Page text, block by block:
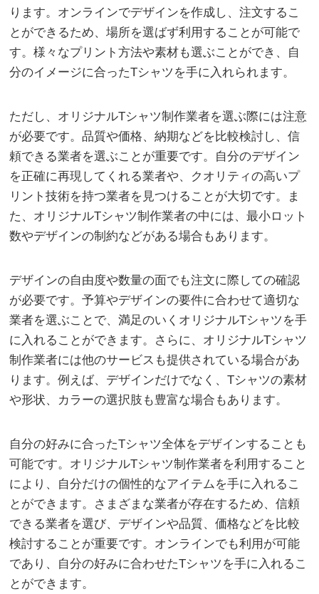
ります。オンラインでデザインを作成し、注文するこ
とができるため、場所を選ばず利用することが可能で
す。様々なプリント方法や素材も選ぶことができ、自
分のイメージに合ったTシャツを手に入れられます。
ただし、オリジナルTシャツ制作業者を選ぶ際には注意
が必要です。品質や価格、納期などを比較検討し、信
頼できる業者を選ぶことが重要です。自分のデザイン
を正確に再現してくれる業者や、クオリティの高いプ
リント技術を持つ業者を見つけることが大切です。ま
た、オリジナルTシャツ制作業者の中には、最小ロット
数やデザインの制約などがある場合もあります。
デザインの自由度や数量の面でも注文に際しての確認
が必要です。予算やデザインの要件に合わせて適切な
業者を選ぶことで、満足のいくオリジナルTシャツを手
に入れることができます。さらに、オリジナルTシャツ
制作業者には他のサービスも提供されている場合があ
ります。例えば、デザインだけでなく、Tシャツの素材
や形状、カラーの選択肢も豊富な場合もあります。
自分の好みに合ったTシャツ全体をデザインすることも
可能です。オリジナルTシャツ制作業者を利用すること
により、自分だけの個性的なアイテムを手に入れるこ
とができます。さまざまな業者が存在するため、信頼
できる業者を選び、デザインや品質、価格などを比較
検討することが重要です。オンラインでも利用が可能
であり、自分の好みに合わせたTシャツを手に入れるこ
とができます。